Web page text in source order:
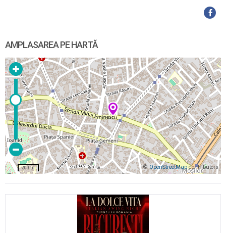
AMPLASAREA PE HARTĂ
© OpenStreetMap contributors
200 m